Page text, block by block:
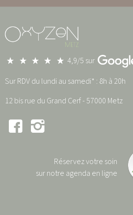
4,9/5 sur
Sur RDV du lundi au samedi* : 8h à 20h
12 bis rue du Grand Cerf - 57000 Metz
Réservez votre soin
sur notre agenda en ligne